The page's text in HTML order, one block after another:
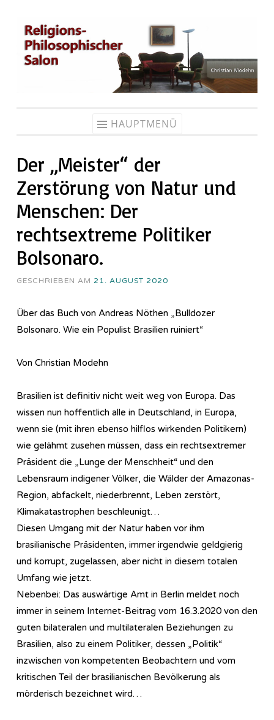
Zum
Inhalt
springen
HAUPTMENÜ
Der „Meister“ der
Zerstörung von Natur und
Menschen: Der
rechtsextreme Politiker
Bolsonaro.
GESCHRIEBEN AM 21. AUGUST 2020
Über das Buch von Andreas Nöthen „Bulldozer
Bolsonaro. Wie ein Populist Brasilien ruiniert“
Von Christian Modehn
Brasilien ist definitiv nicht weit weg von Europa. Das
wissen nun hoffentlich alle in Deutschland, in Europa,
wenn sie (mit ihren ebenso hilflos wirkenden Politikern)
wie gelähmt zusehen müssen, dass ein rechtsextremer
Präsident die „Lunge der Menschheit“ und den
Lebensraum indigener Völker, die Wälder der Amazonas-
Region, abfackelt, niederbrennt, Leben zerstört,
Klimakatastrophen beschleunigt…
Diesen Umgang mit der Natur haben vor ihm
brasilianische Präsidenten, immer irgendwie geldgierig
und korrupt, zugelassen, aber nicht in diesem totalen
Umfang wie jetzt.
Nebenbei: Das auswärtige Amt in Berlin meldet noch
immer in seinem Internet-Beitrag vom 16.3.2020 von den
guten bilateralen und multilateralen Beziehungen zu
Brasilien, also zu einem Politiker, dessen „Politik“
inzwischen von kompetenten Beobachtern und vom
kritischen Teil der brasilianischen Bevölkerung als
mörderisch bezeichnet wird…